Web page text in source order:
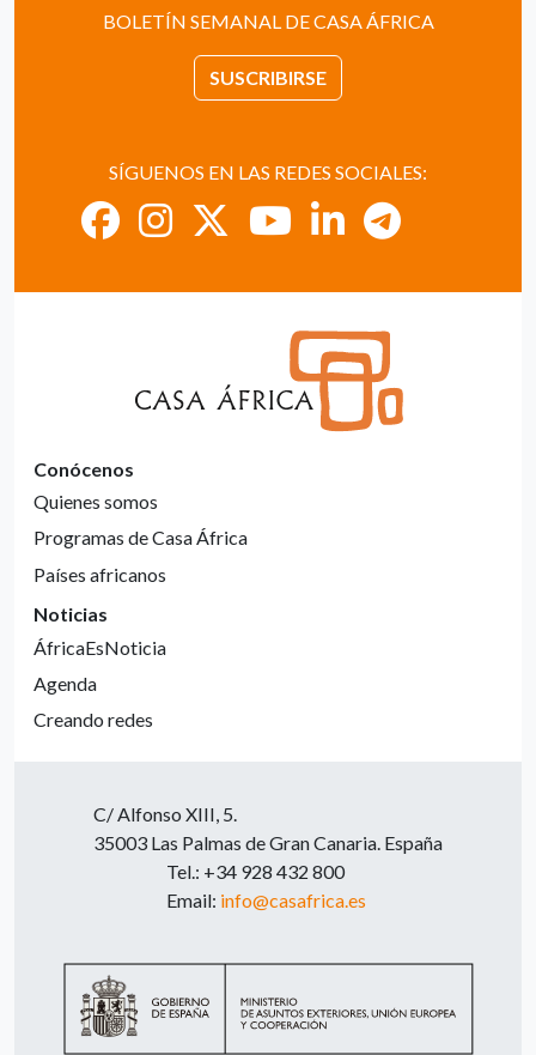
BOLETÍN SEMANAL DE CASA ÁFRICA
SUSCRIBIRSE
SÍGUENOS EN LAS REDES SOCIALES:
Conócenos
Quienes somos
Programas de Casa África
Países africanos
Noticias
ÁfricaEsNoticia
Agenda
Creando redes
C/ Alfonso XIII, 5.
35003 Las Palmas de Gran Canaria. España
Tel.: +34 928 432 800
Email: info@casafrica.es